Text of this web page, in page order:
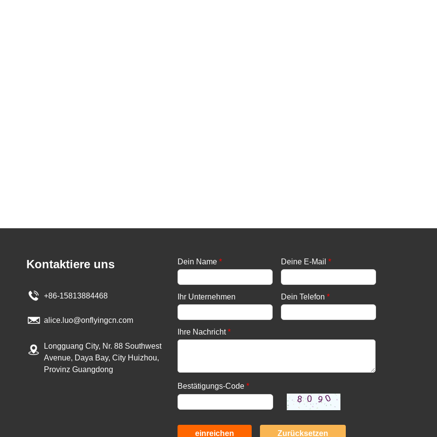
Dein Name * Deine E-Mail *
Ihr Unternehmen Dein Telefon *
Ihre Nachricht *
Bestätigungs-Code *
Kontaktiere uns
+86-15813884468
alice.luo@onflyingcn.com
Longguang City, Nr. 88 Southwest
Avenue, Daya Bay, City Huizhou,
Provinz Guangdong